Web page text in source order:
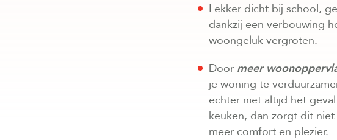
Lekker dicht bij school,
dankzij een verbouwing
woongeluk vergroten.
Door meer
je woning te
echter niet altijd het
keuken, dan zorgt dit
meer comfort en plezier.